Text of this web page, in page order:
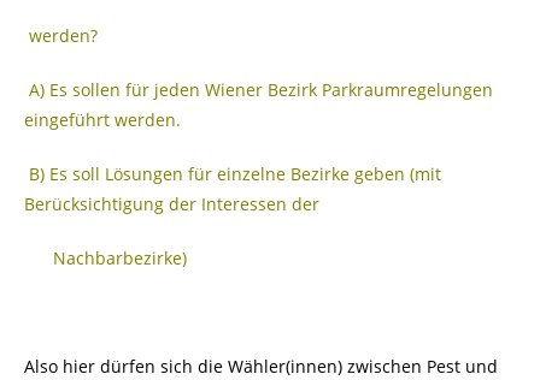
werden?
A) Es sollen für jeden Wiener Bezirk Parkraumregelungen
eingeführt werden.
B) Es soll Lösungen für einzelne Bezirke geben (mit
Berücksichtigung der Interessen der
Nachbarbezirke)
Also hier dürfen sich die Wähler(innen) zwischen Pest und